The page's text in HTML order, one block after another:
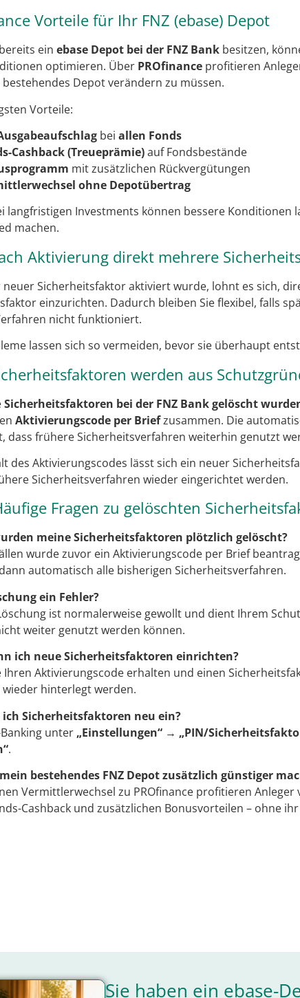
Vorteile für Ihr FNZ (ebase) Depot
ein ebase Depot bei der FNZ Bank besitzen,
optimieren. Über PROfinance profitieren
Depot verändern zu müssen.
Vorteile:
bei allen Fonds
Cashback (Treueprämie)auf Fondsbestände
mit zusätzlichen Rückvergütungen
ohne Depotübertrag
langfristigen Investments können bessere Konditionen
machen.
Aktivierung direkt mehrere
neuer Sicherheitsfaktor aktiviert wurde, lohnt es sich,
einzurichten. Dadurch bleiben Sie flexibel, falls
nicht funktioniert.
lassen sich so vermeiden, bevor sie überhaupt
werden aus
Sicherheitsfaktoren bei der FNZ Bank gelöscht
Aktivierungscode per Briefzusammen. Die
dass frühere Sicherheitsverfahren weiterhin genutzt
des Aktivierungscodes lässt sich ein neuer
Sicherheitsverfahren wieder eingerichtet werden.
Fragen zu gelöschten
meine Sicherheitsfaktoren plötzlich gelöscht?
wurde zuvor ein Aktivierungscode per Brief
automatisch alle bisherigen Sicherheitsverfahren.
ein Fehler?
ist normalerweise gewollt und dient Ihrem
weiter genutzt werden können.
ich neue Sicherheitsfaktoren einrichten?
Ihren Aktivierungscode erhalten und einen
hinterlegt werden.
ich Sicherheitsfaktoren neu ein?
unter „Einstellungen“ → „PIN/
.
bestehendes FNZ Depot zusätzlich günstiger
Vermittlerwechsel zu PROfinance profitieren Anleger
Cashback und zusätzlichen Bonusvorteilen – ohne
Sie haben ein ebase-